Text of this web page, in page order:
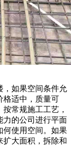
，如果空间条件允
格适中，质量可
常规施工工艺，
力的公司进行平面
何使用空间。如果
扩大面积，拆除和